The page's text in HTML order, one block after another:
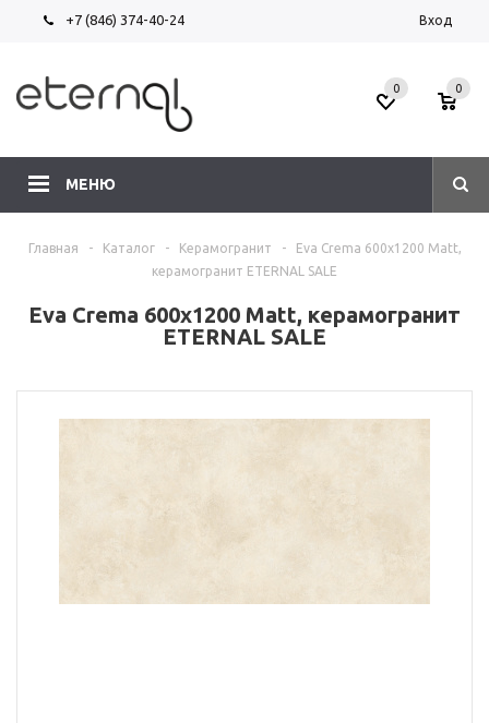
+7 (846) 374-40-24 Вход
МЕНЮ
0 0
Главная - Каталог - Керамогранит -
Eva Crema 600х1200 Matt,
керамогранит ETERNAL SALE
Eva Crema 600х1200 Matt, керамогранит
ETERNAL SALE